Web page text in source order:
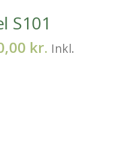
S101
kr. Inkl.